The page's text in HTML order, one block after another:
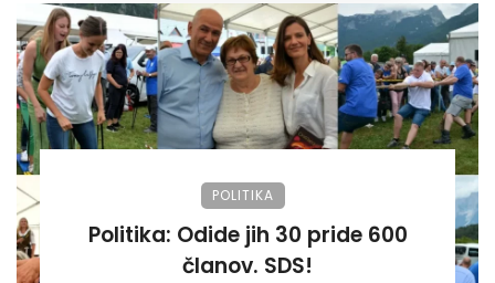
POLITIKA
Politika: Odide jih 30 pride 600
članov. SDS!